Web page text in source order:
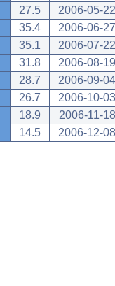
27.5
2006-05-22
35.4
2006-06-27
35.1
2006-07-22
31.8
2006-08-19
28.7
2006-09-04
26.7
2006-10-03
18.9
2006-11-18
14.5 2006-12-08